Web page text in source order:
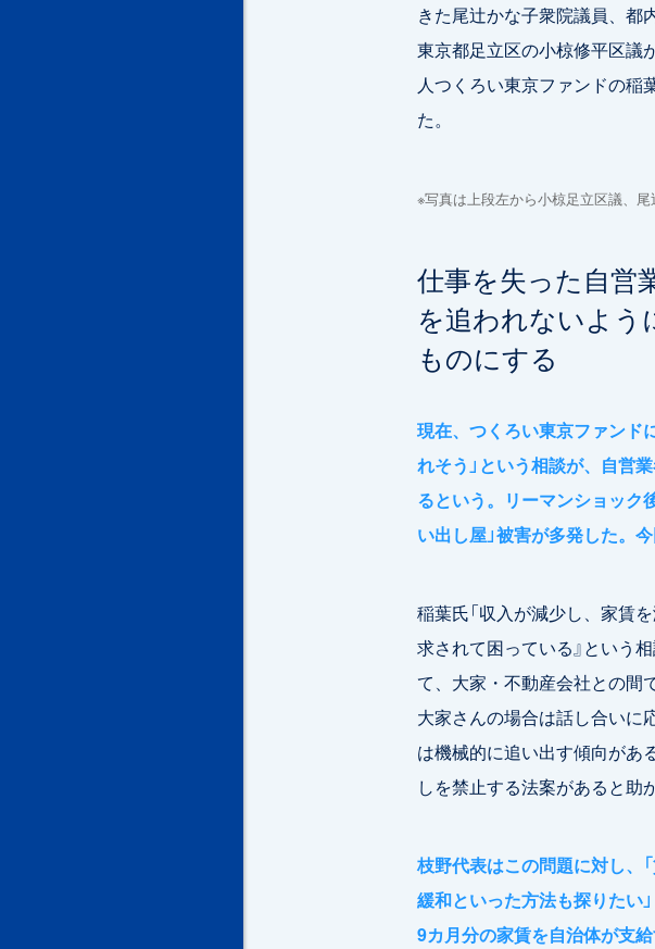
きた尾辻かな子衆院議員、都
東京都足立区の小椋修平区議
人つくろい東京ファンドの稲
た。
※写真は上段左から小椋足立区議、
仕事を失った自営
を追われないよう
ものにする
現在、つくろい東京ファンド
れそう」という相談が、自営
るという。リーマンショック
い出し屋」被害が多発した。
稲葉氏「収入が減少し、家賃
求されて困っている』という
て、大家・不動産会社との間
大家さんの場合は話し合いに
は機械的に追い出す傾向があ
しを禁止する法案があると助
枝野代表はこの問題に対し、
緩和といった方法も探りたい
9カ月分の家賃を自治体が支